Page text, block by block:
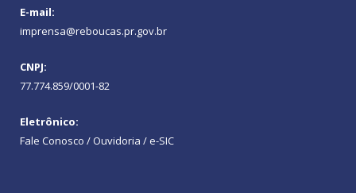
E-mail:
imprensa@reboucas.pr.gov.br
CNPJ:
77.774.859/0001-82
Eletrônico:
Fale Conosco / Ouvidoria / e-SIC